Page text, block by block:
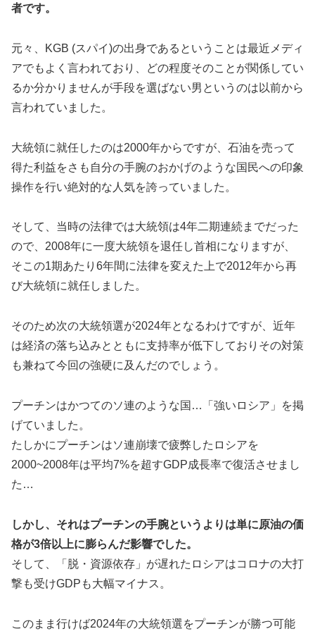
者です。
元々、KGB (スパイ)の出身であるということは最近メディ
アでもよく言われており、どの程度そのことが関係してい
るか分かりませんが手段を選ばない男というのは以前から
言われていました。
大統領に就任したのは2000年からですが、石油を売って
得た利益をさも自分の手腕のおかげのような国民への印象
操作を行い絶対的な人気を誇っていました。
そして、当時の法律では大統領は4年二期連続までだった
ので、2008年に一度大統領を退任し首相になりますが、
そこの1期あたり6年間に法律を変えた上で2012年から再
び大統領に就任しました。
そのため次の大統領選が2024年となるわけですが、近年
は経済の落ち込みとともに支持率が低下しておりその対策
も兼ねて今回の強硬に及んだのでしょう。
プーチンはかつてのソ連のような国…「強いロシア」を掲
げていました。
たしかにプーチンはソ連崩壊で疲弊したロシアを
2000~2008年は平均7%を超すGDP成長率で復活させまし
た…
しかし、それはプーチンの手腕というよりは単に原油の価
格が3倍以上に膨らんだ影響でした。
そして、「脱・資源依存」が遅れたロシアはコロナの大打
撃も受けGDPも大幅マイナス。
このまま行けば2024年の大統領選をプーチンが勝つ可能